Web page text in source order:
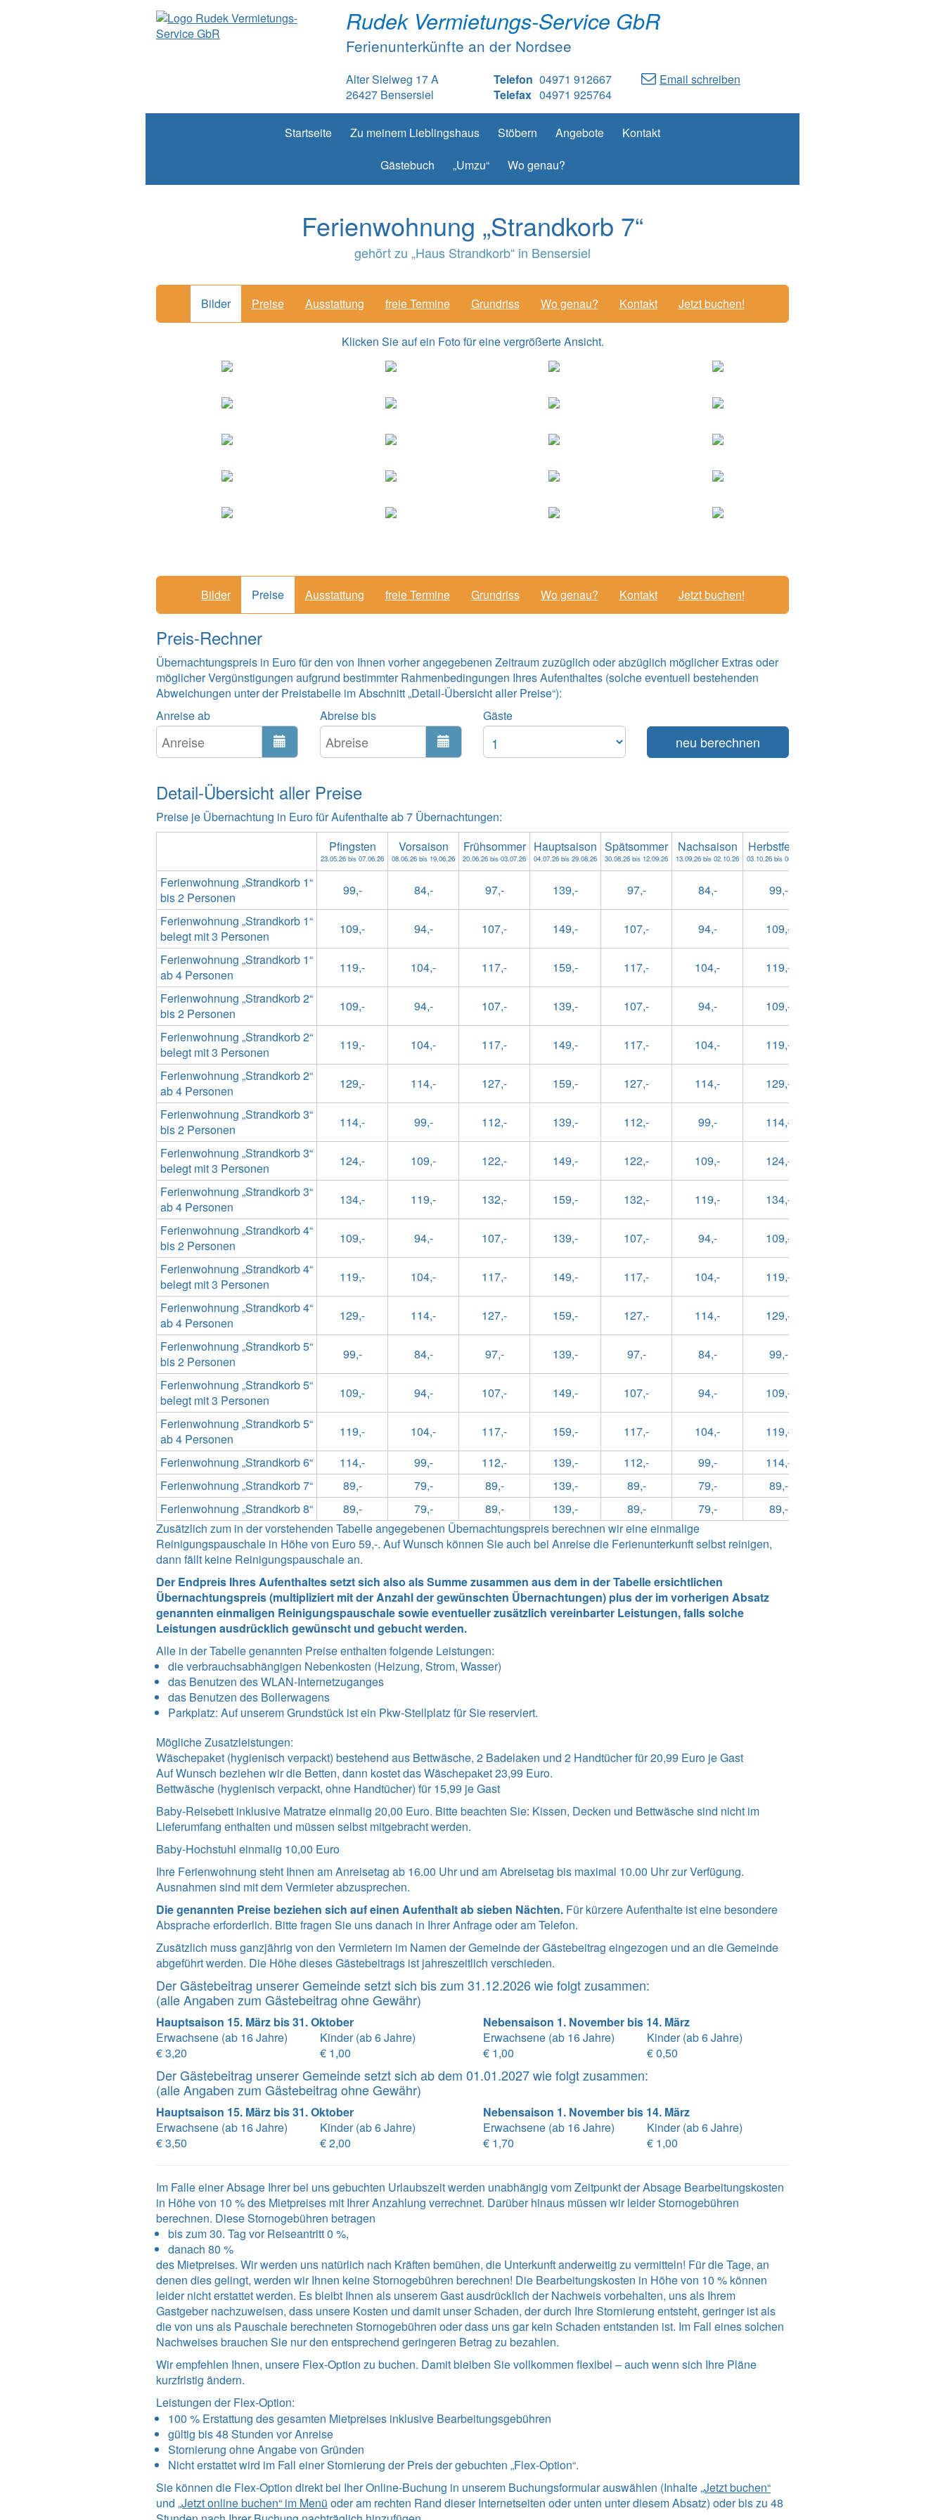
Rudek Vermietungs-Service GbR
Ferienunterkünfte an der Nordsee
Alter Sielweg 17 A
26427 Bensersiel
Telefon 04971 912667
Telefax 04971 925764
Email schreiben
Startseite Zu meinem Lieblingshaus Stöbern Angebote
Kontakt
Gästebuch
„Umzu“ Wo genau?
Ferienwohnung „Strandkorb 7“
gehört zu „Haus Strandkorb“ in Bensersiel
Bilder Preise Ausstattung freie Termine Grundriss Wo genau? Kontakt Jetzt buchen!
Klicken Sie auf ein Foto für eine vergrößerte Ansicht.
Bilder Preise Ausstattung freie Termine Grundriss Wo genau? Kontakt Jetzt buchen!
Preis-Rechner
Übernachtungspreis in Euro für den von Ihnen vorher angegebenen Zeitraum zuzüglich oder abzüglich möglicher Extras oder
möglicher Vergünstigungen aufgrund bestimmter Rahmenbedingungen Ihres Aufenthaltes (solche eventuell bestehenden
Abweichungen unter der Preistabelle im Abschnitt „Detail-Übersicht aller Preise“):
Anreise ab
Abreise bis Gäste
neu berechnen
Detail-Übersicht aller Preise
Preise je Übernachtung in Euro für Aufenthalte ab 7 Übernachtungen:
Ferienwohnung „Strandkorb 1“
bis 2 Personen
Ferienwohnung „Strandkorb 1“
belegt mit 3 Personen
Ferienwohnung „Strandkorb 1“
ab 4 Personen
Ferienwohnung „Strandkorb 2“
bis 2 Personen
Ferienwohnung „Strandkorb 2“
belegt mit 3 Personen
Ferienwohnung „Strandkorb 2“
ab 4 Personen
Ferienwohnung „Strandkorb 3“
bis 2 Personen
Ferienwohnung „Strandkorb 3“
belegt mit 3 Personen
Ferienwohnung „Strandkorb 3“
ab 4 Personen
Ferienwohnung „Strandkorb 4“
bis 2 Personen
Ferienwohnung „Strandkorb 4“
belegt mit 3 Personen
Ferienwohnung „Strandkorb 4“
ab 4 Personen
Ferienwohnung „Strandkorb 5“
bis 2 Personen
Ferienwohnung „Strandkorb 5“
belegt mit 3 Personen
Ferienwohnung „Strandkorb 5“
ab 4 Personen
Ferienwohnung „Strandkorb 6“
Ferienwohnung „Strandkorb 7“
Ferienwohnung „Strandkorb 8“
Pfingsten
23.05.26 bis 07.06.26
Vorsaison
08.06.26 bis 19.06.26
Frühsommer
20.06.26 bis 03.07.26
Hauptsaison
04.07.26 bis 29.08.26
Spätsommer
30.08.26 bis 12.09.26
Nachsaison
13.09.26 bis 02.10.26
Herbstferien
03.10.26 bis 08.11.26
99,- 84,- 97,- 139,- 97,- 84,- 99,-
109,- 94,- 107,- 149,- 107,- 94,- 109,-
119,- 104,- 117,- 159,- 117,- 104,- 119,-
109,- 94,- 107,- 139,- 107,- 94,- 109,-
119,- 104,- 117,- 149,- 117,- 104,- 119,-
129,- 114,- 127,- 159,- 127,- 114,- 129,-
114,- 99,- 112,- 139,- 112,- 99,- 114,-
124,- 109,- 122,- 149,- 122,- 109,- 124,-
134,- 119,- 132,- 159,- 132,- 119,- 134,-
109,- 94,- 107,- 139,- 107,- 94,- 109,-
119,- 104,- 117,- 149,- 117,- 104,- 119,-
129,- 114,- 127,- 159,- 127,- 114,- 129,-
99,- 84,- 97,- 139,- 97,- 84,- 99,-
109,- 94,- 107,- 149,- 107,- 94,- 109,-
119,- 104,- 117,- 159,- 117,- 104,- 119,-
114,-
99,- 112,- 139,- 112,- 99,- 114,-
89,-
79,- 89,- 139,- 89,- 79,- 89,-
89,-
79,- 89,- 139,- 89,- 79,- 89,-
Zusätzlich zum in der vorstehenden Tabelle angegebenen Übernachtungspreis berechnen wir eine einmalige
Reinigungspauschale in Höhe von Euro 59,-. Auf Wunsch können Sie auch bei Anreise die Ferienunterkunft selbst reinigen,
dann fällt keine Reinigungspauschale an.
Der Endpreis Ihres Aufenthaltes setzt sich also als Summe zusammen aus dem in der Tabelle ersichtlichen
Übernachtungspreis (multipliziert mit der Anzahl der gewünschten Übernachtungen) plus der im vorherigen Absatz
genannten einmaligen Reinigungspauschale sowie eventueller zusätzlich vereinbarter Leistungen, falls solche
Leistungen ausdrücklich gewünscht und gebucht werden.
Alle in der Tabelle genannten Preise enthalten folgende Leistungen:
die verbrauchsabhängigen Nebenkosten (Heizung, Strom, Wasser)
das Benutzen des WLAN-Internetzuganges
das Benutzen des Bollerwagens
Parkplatz: Auf unserem Grundstück ist ein Pkw-Stellplatz für Sie reserviert.
Mögliche Zusatzleistungen:
Wäschepaket (hygienisch verpackt) bestehend aus Bettwäsche, 2 Badelaken und 2 Handtücher für 20,99 Euro je Gast
Auf Wunsch beziehen wir die Betten, dann kostet das Wäschepaket 23,99 Euro.
Bettwäsche (hygienisch verpackt, ohne Handtücher) für 15,99 je Gast
Baby-Reisebett inklusive Matratze einmalig 20,00 Euro. Bitte beachten Sie: Kissen, Decken und Bettwäsche sind nicht im
Lieferumfang enthalten und müssen selbst mitgebracht werden.
Baby-Hochstuhl einmalig 10,00 Euro
Ihre Ferienwohnung steht Ihnen am Anreisetag ab 16.00 Uhr und am Abreisetag bis maximal 10.00 Uhr zur Verfügung.
Ausnahmen sind mit dem Vermieter abzusprechen.
Die genannten Preise beziehen sich auf einen Aufenthalt ab sieben Nächten. Für kürzere Aufenthalte ist eine besondere
Absprache erforderlich. Bitte fragen Sie uns danach in Ihrer Anfrage oder am Telefon.
Zusätzlich muss ganzjährig von den Vermietern im Namen der Gemeinde der Gästebeitrag eingezogen und an die Gemeinde
abgeführt werden. Die Höhe dieses Gästebeitrags ist jahreszeitlich verschieden.
Der Gästebeitrag unserer Gemeinde setzt sich bis zum 31.12.2026 wie folgt zusammen:
(alle Angaben zum Gästebeitrag ohne Gewähr)
Hauptsaison 15. März bis 31. Oktober
Erwachsene (ab 16 Jahre)
€ 3,20
Kinder (ab 6 Jahre)
€ 1,00
Nebensaison 1. November bis 14. März
Erwachsene (ab 16 Jahre)
€ 1,00
Kinder (ab 6 Jahre)
€ 0,50
Der Gästebeitrag unserer Gemeinde setzt sich ab dem 01.01.2027 wie folgt zusammen:
(alle Angaben zum Gästebeitrag ohne Gewähr)
Hauptsaison 15. März bis 31. Oktober
Erwachsene (ab 16 Jahre)
€ 3,50
Kinder (ab 6 Jahre)
€ 2,00
Nebensaison 1. November bis 14. März
Erwachsene (ab 16 Jahre)
€ 1,70
Kinder (ab 6 Jahre)
€ 1,00
Im Falle einer Absage Ihrer bei uns gebuchten Urlaubszeit werden unabhängig vom Zeitpunkt der Absage Bearbeitungskosten
in Höhe von 10 % des Mietpreises mit Ihrer Anzahlung verrechnet. Darüber hinaus müssen wir leider Stornogebühren
berechnen. Diese Stornogebühren betragen
bis zum 30. Tag vor Reiseantritt 0 %,
danach 80 %
des Mietpreises. Wir werden uns natürlich nach Kräften bemühen, die Unterkunft anderweitig zu vermitteln! Für die Tage, an
denen dies gelingt, werden wir Ihnen keine Stornogebühren berechnen! Die Bearbeitungskosten in Höhe von 10 % können
leider nicht erstattet werden. Es bleibt Ihnen als unserem Gast ausdrücklich der Nachweis vorbehalten, uns als Ihrem
Gastgeber nachzuweisen, dass unsere Kosten und damit unser Schaden, der durch Ihre Stornierung entsteht, geringer ist als
die von uns als Pauschale berechneten Stornogebühren oder dass uns gar kein Schaden entstanden ist. Im Fall eines solchen
Nachweises brauchen Sie nur den entsprechend geringeren Betrag zu bezahlen.
Wir empfehlen Ihnen, unsere Flex-Option zu buchen. Damit bleiben Sie vollkommen flexibel – auch wenn sich Ihre Pläne
kurzfristig ändern.
Leistungen der Flex-Option:
100 % Erstattung des gesamten Mietpreises inklusive Bearbeitungsgebühren
gültig bis 48 Stunden vor Anreise
Stornierung ohne Angabe von Gründen
Nicht erstattet wird im Fall einer Stornierung der Preis der gebuchten „Flex-Option“.
Sie können die Flex-Option direkt bei Iher Online-Buchung in unserem Buchungsformular auswählen (Inhalte„Jetzt buchen“
und „Jetzt online buchen“ im Menü oder am rechten Rand dieser Internetseiten oder unten unter diesem Absatz) oder bis zu 48